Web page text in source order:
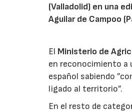
(Valladolid) en una
Aguilar de Campoo
El Ministerio de
en reconocimiento a
español sabiendo
ligado al territorio”.
En el resto de